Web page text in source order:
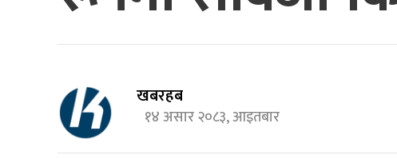
खबरहब
१४ असार २०८३, आइतबार